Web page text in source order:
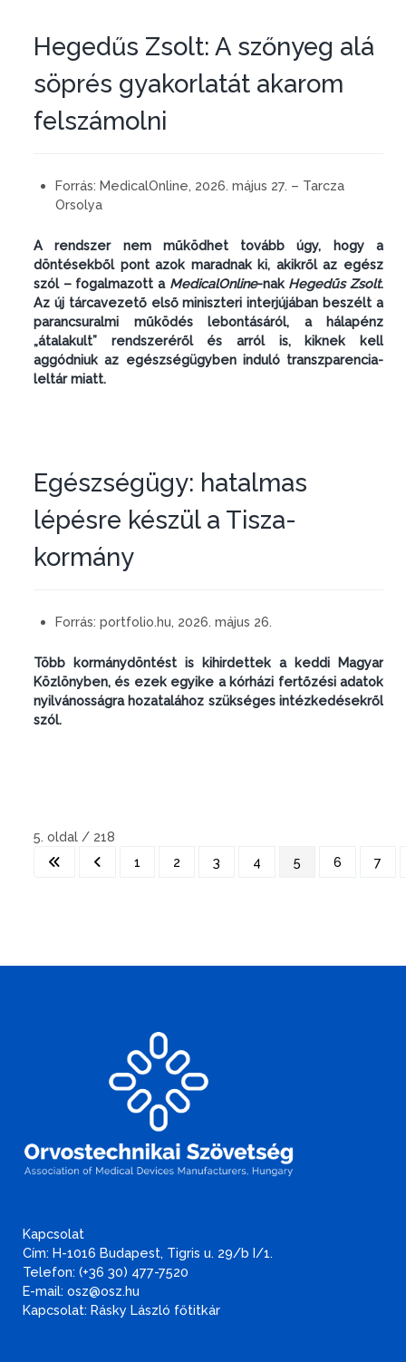
Hegedűs Zsolt: A szőnyeg alá
söprés gyakorlatát akarom
felszámolni
Forrás: MedicalOnline, 2026. május 27. – Tarcza
Orsolya
A rendszer nem működhet tovább úgy, hogy a
döntésekből pont azok maradnak ki, akikről az egész
szól – fogalmazott a MedicalOnline-nak Hegedűs Zsolt.
Az új tárcavezető első miniszteri interjújában beszélt a
parancsuralmi működés lebontásáról, a hálapénz
„átalakult” rendszeréről és arról is, kiknek kell
aggódniuk az egészségügyben induló transzparencia-
leltár miatt.
Egészségügy: hatalmas
lépésre készül a Tisza-
kormány
Forrás: portfolio.hu, 2026. május 26.
Több kormánydöntést is kihirdettek a keddi Magyar
Közlönyben, és ezek egyike a kórházi fertőzési adatok
nyilvánosságra hozatalához szükséges intézkedésekről
szól.
5. oldal / 218
1
2 3 4 5 6 7
Kapcsolat
Cím: H-1016 Budapest, Tigris u. 29/b I/1.
Telefon: (+36 30) 477-7520
E-mail: osz@osz.hu
Kapcsolat: Rásky László főtitkár